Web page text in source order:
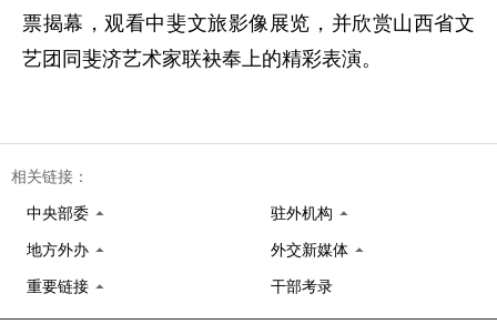
票揭幕，观看中斐文旅影像展览，并欣赏山西省文
艺团同斐济艺术家联袂奉上的精彩表演。
相关链接：
中央部委 驻外机构
地方外办 外交新媒体
重要链接 干部考录